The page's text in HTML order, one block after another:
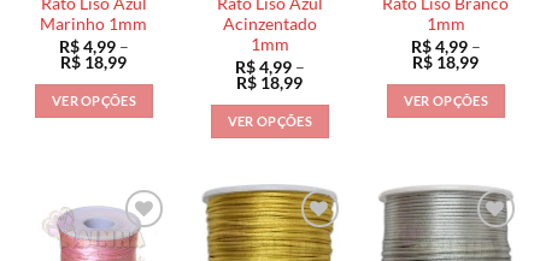
do
produto
página
do
produto
do
produto
Rato Liso Azul
Marinho 1mm
R$4,99 –
R$ 18,99Faixa
preço:
R$ 4,99
através
VER OPÇÕES
várias
variantes.
As
Rato Liso Azul
Acinzentado
1mm
R$4,99 –
R$ 18,99Faixa
preço:
R$ 4,99
através
VER OPÇÕES
tem
várias
variantes.
Rato Liso Branco
1mm
R$4,99 –
R$ 18,99Faixa
preço:
R$ 4,99
através
VER OPÇÕES
várias
variantes.
As